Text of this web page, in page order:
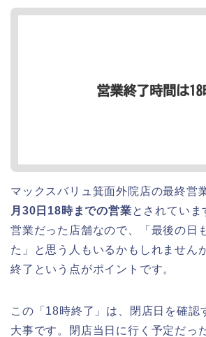
マックスバリュ箕面外院店の最終営
月30日18時までの営業とされていま
営業だった店舗なので、「最後の日
た」と思う人もいるかもしれません
終了という点がポイントです。
この「18時終了」は、閉店日を確認
大事です。閉店当日に行く予定だっ